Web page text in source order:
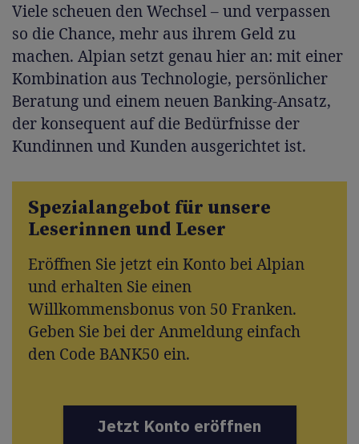
Viele scheuen den Wechsel – und verpassen
so die Chance, mehr aus ihrem Geld zu
machen. Alpian setzt genau hier an: mit einer
Kombination aus Technologie, persönlicher
Beratung und einem neuen Banking-Ansatz,
der konsequent auf die Bedürfnisse der
Kundinnen und Kunden ausgerichtet ist.
Spezialangebot für unsere
Leserinnen und Leser
Eröffnen Sie jetzt ein Konto bei Alpian
und erhalten Sie einen
Willkommensbonus von 50 Franken.
Geben Sie bei der Anmeldung einfach
den Code BANK50 ein.
Jetzt Konto eröffnen